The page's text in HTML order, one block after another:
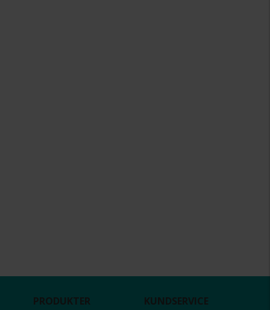
PRODUKTER KUNDSERVICE